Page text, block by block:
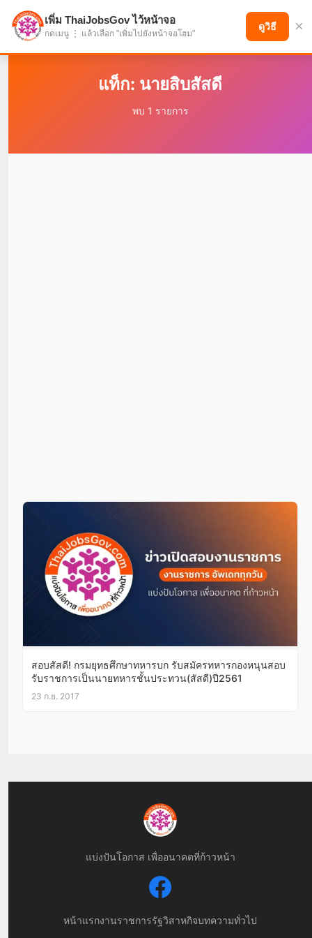
แบ่งปันโอกาส เพื่ออนาคตที่ก้าวหน้า
แท็ก: นายสิบสัสดี
พบ 1 รายการ
สอบสัสดี! กรมยุทธศึกษาทหารบก รับสมัครทหารกองหนุนสอบ
รับราชการเป็นนายทหารชั้นประทวน(สัสดี)ปี2561
23 ก.ย. 2017
แบ่งปันโอกาส เพื่ออนาคตที่ก้าวหน้า
หน้าแรกงานราชการรัฐวิสาหกิจบทความทั่วไป
เพิ่ม ThaiJobsGov ไว้หน้าจอ
กดเมนู ⋮ แล้วเลือก "เพิ่มไปยังหน้าจอโฮม"
ดูวิธี ×